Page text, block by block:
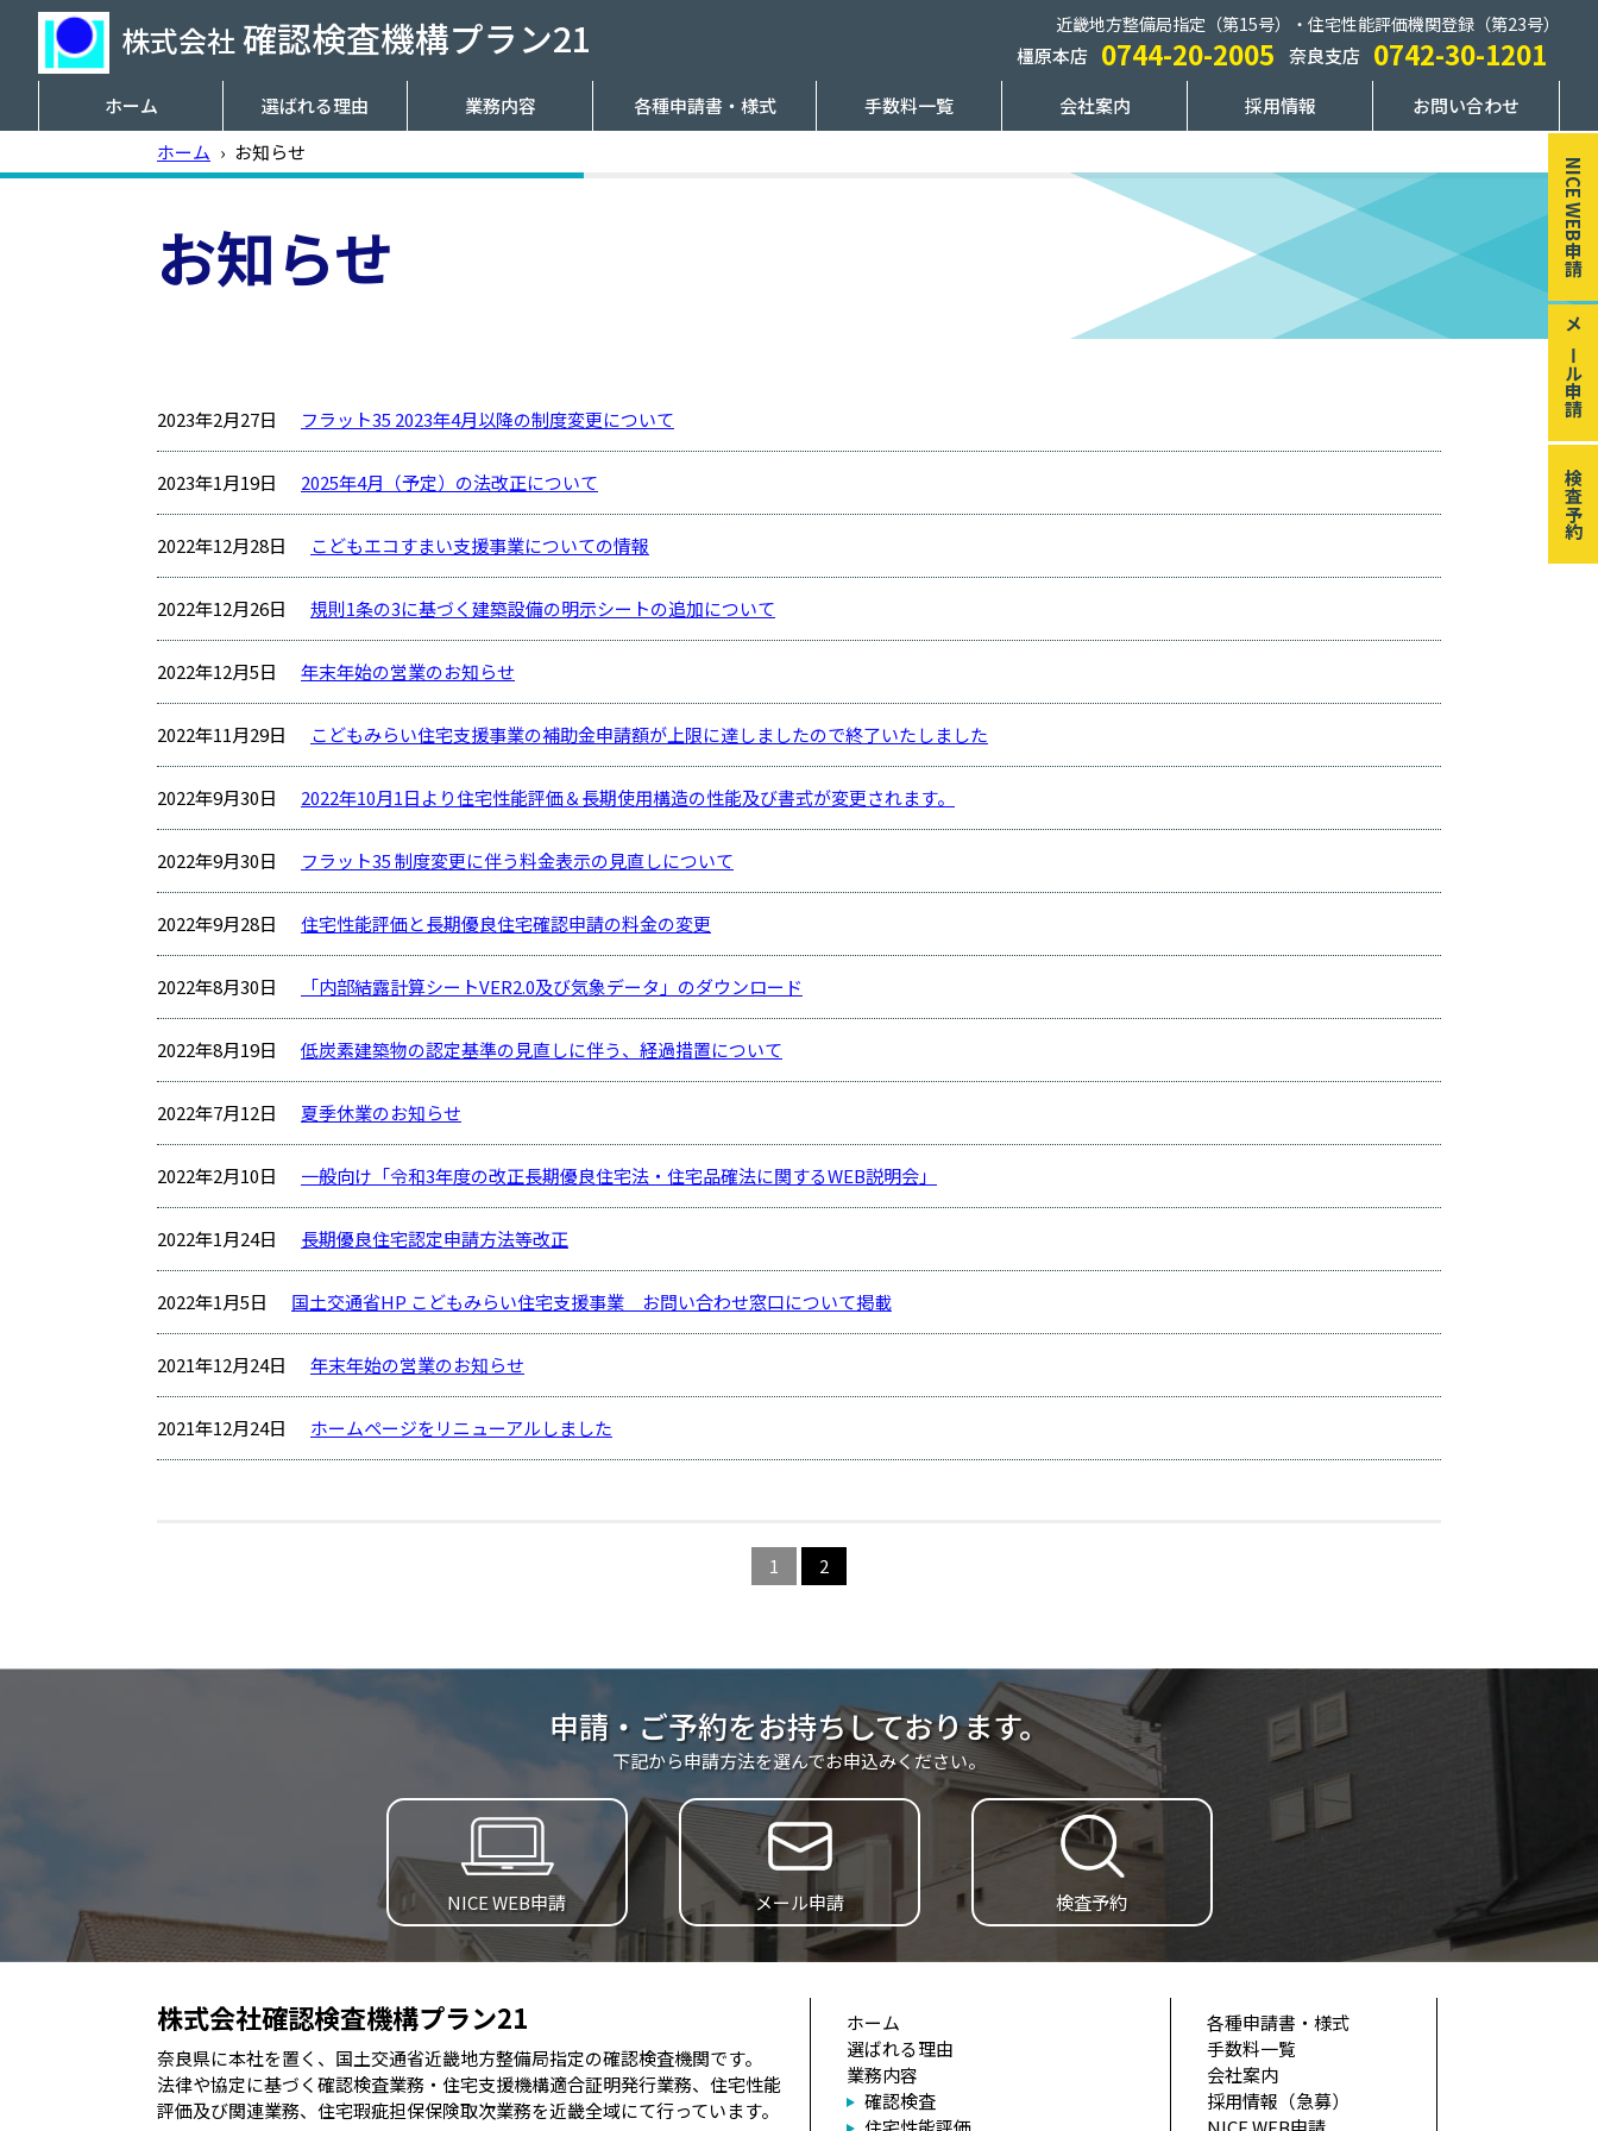
株式会社確認検査機構プラン21 近畿地方整備局指定（第15号）・住宅性能評価機関登録（第23号）
橿原本店 0744-20-2005 奈良支店 0742-30-1201
NICE WEB申請
メール申請
検査予約
ホーム 選ばれる理由 業務内容 各種申請書・様式 手数料一覧 会社案内 採用情報
お問い合わせ
ホーム › お知らせ
お知らせ
2023年2月27日 フラット35 2023年4月以降の制度変更について
2023年1月19日 2025年4月（予定）の法改正について
2022年12月28日 こどもエコすまい支援事業についての情報
2022年12月26日 規則1条の3に基づく建築設備の明示シートの追加について
2022年12月5日 年末年始の営業のお知らせ
2022年11月29日 こどもみらい住宅支援事業の補助金申請額が上限に達しましたので終了いたしました
2022年9月30日 2022年10月1日より住宅性能評価＆長期使用構造の性能及び書式が変更されます。
2022年9月30日 フラット35 制度変更に伴う料金表示の見直しについて
2022年9月28日 住宅性能評価と長期優良住宅確認申請の料金の変更
2022年8月30日 「内部結露計算シートVER2.0及び気象データ」のダウンロード
2022年8月19日 低炭素建築物の認定基準の見直しに伴う、経過措置について
2022年7月12日 夏季休業のお知らせ
2022年2月10日 一般向け「令和3年度の改正長期優良住宅法・住宅品確法に関するWEB説明会」
2022年1月24日 長期優良住宅認定申請方法等改正
2022年1月5日 国土交通省HP こどもみらい住宅支援事業 お問い合わせ窓口について掲載
2021年12月24日 年末年始の営業のお知らせ
2021年12月24日 ホームページをリニューアルしました
1 2
申請・ご予約をお持ちしております。
下記から申請方法を選んでお申込みください。
NICE WEB申請 メール申請 検査予約
株式会社確認検査機構プラン21
奈良県に本社を置く、国土交通省近畿地方整備局指定の確認検査機関です。
法律や協定に基づく確認検査業務・住宅支援機構適合証明発行業務、住宅性能
評価及び関連業務、住宅瑕疵担保保険取次業務を近畿全域にて行っています。
ホーム
選ばれる理由
業務内容
確認検査
各種申請書・様式
手数料一覧
会社案内
採用情報（急募）